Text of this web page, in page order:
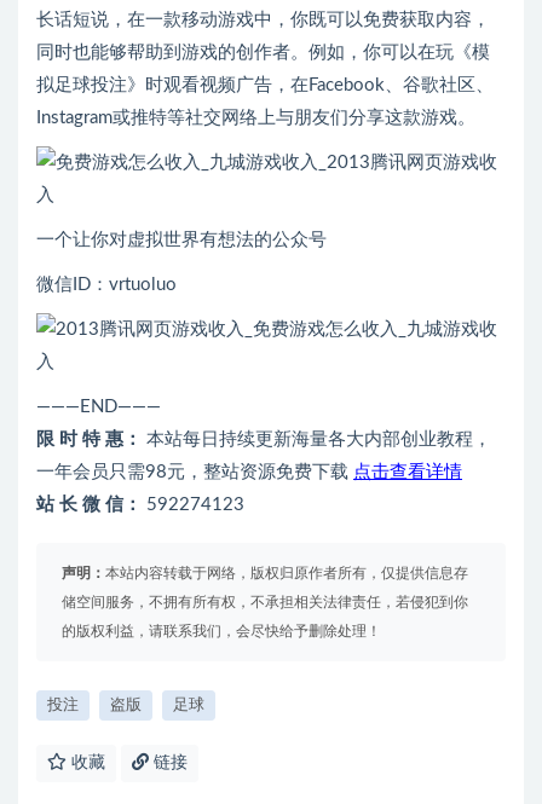
长话短说，在一款移动游戏中，你既可以免费获取内容，
同时也能够帮助到游戏的创作者。例如，你可以在玩《模
拟足球投注》时观看视频广告，在Facebook、谷歌社区、
Instagram或推特等社交网络上与朋友们分享这款游戏。
一个让你对虚拟世界有想法的公众号
微信ID：vrtuoluo
———END———
限 时 特 惠： 本站每日持续更新海量各大内部创业教程，
一年会员只需98元，整站资源免费下载 点击查看详情
站 长 微 信： 592274123
声明： 本站内容转载于网络，版权归原作者所有，仅提供信息存
储空间服务，不拥有所有权，不承担相关法律责任，若侵犯到你
的版权利益，请联系我们，会尽快给予删除处理！
投注 盗版 足球
收藏 链接